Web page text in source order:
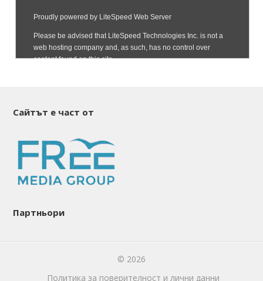
Сайтът е част от
Партньори
© 2026
Политика за поверителност и лични данни